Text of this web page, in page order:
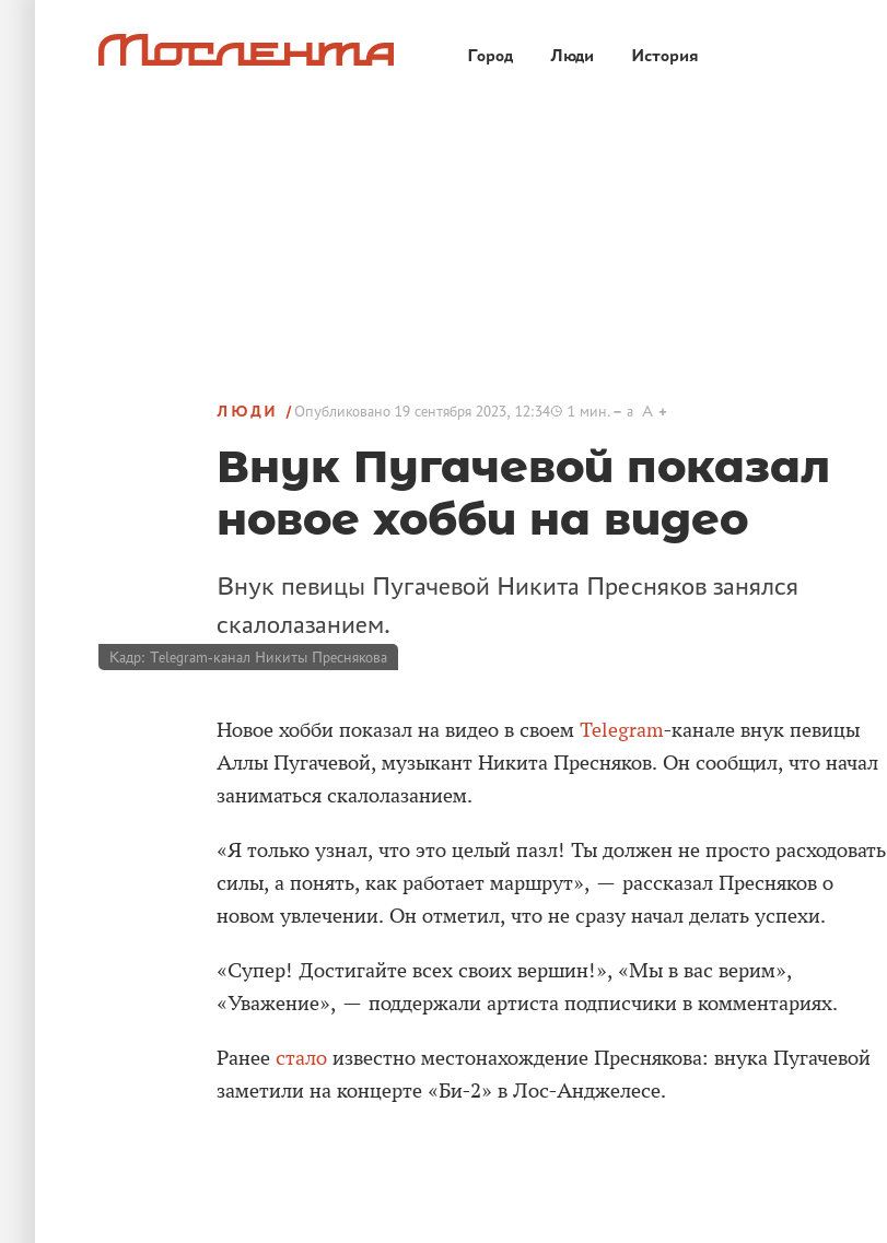
Город Люди История
ЛЮДИ Опубликовано 19 сентября 2023, 12:34 1 мин. a A
Внук Пугачевой показал
новое хобби на видео
Внук певицы Пугачевой Никита Пресняков занялся
скалолазанием.
Кадр: Telegram-канал Никиты Преснякова
Новое хобби показал на видео в своем Telegram-канале внук певицы
Аллы Пугачевой, музыкант Никита Пресняков. Он сообщил, что начал
заниматься скалолазанием.
«Я только узнал, что это целый пазл! Ты должен не просто расходовать
силы, а понять, как работает маршрут», — рассказал Пресняков о
новом увлечении. Он отметил, что не сразу начал делать успехи.
«Супер! Достигайте всех своих вершин!», «Мы в вас верим»,
«Уважение», — поддержали артиста подписчики в комментариях.
Ранее стало известно местонахождение Преснякова: внука Пугачевой
заметили на концерте «Би-2» в Лос-Анджелесе.